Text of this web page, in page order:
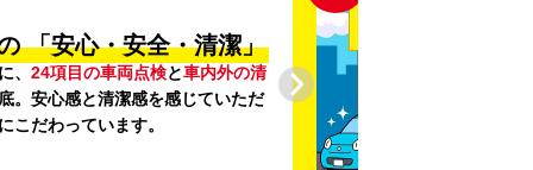
「安心・安全・清潔」
、 24項目の車両点検と車内外の清
。安心感と清潔感を感じていただ
こだわっています。